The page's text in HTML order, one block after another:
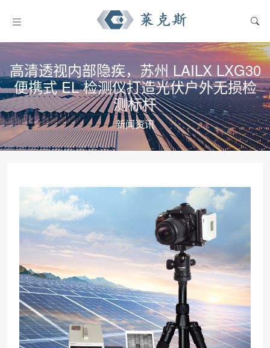
高清透视内部隐疾，苏州 LAILX LXG30
便携式 EL 检测仪打造光伏户外无损检
测标杆
新闻资讯